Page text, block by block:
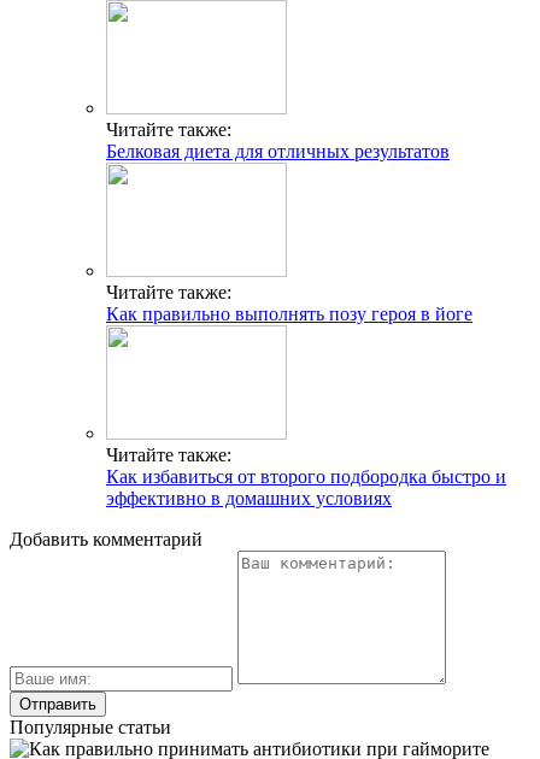
Читайте также:
Белковая диета для отличных результатов
Читайте также:
Как правильно выполнять позу героя в йоге
Читайте также:
Как избавиться от второго подбородка быстро и
эффективно в домашних условиях
Добавить комментарий
Популярные статьи